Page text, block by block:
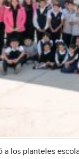
a los planteles